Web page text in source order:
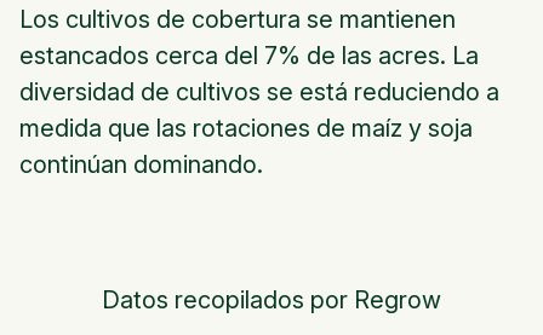
Los cultivos de cobertura se mantienen
estancados cerca del 7% de las acres. La
diversidad de cultivos se está reduciendo a
medida que las rotaciones de maíz y soja
continúan dominando.
Datos recopilados por Regrow